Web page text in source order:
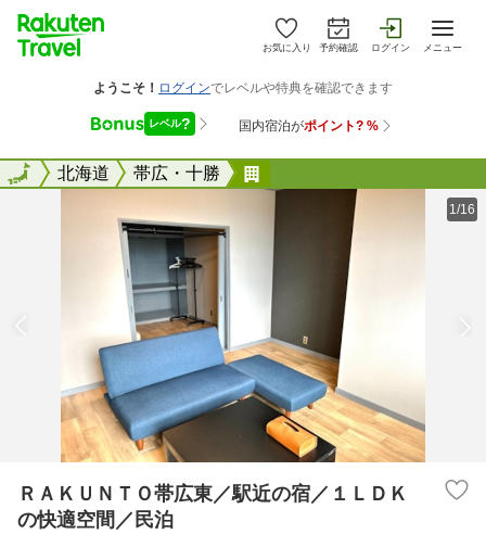
お気に入り 予約確認 ログイン メニュー
全国北海道 帯広・十勝
全国
1/16
ＲＡＫＵＮＴＯ帯広東／駅近の宿／１ＬＤＫ
の快適空間／民泊